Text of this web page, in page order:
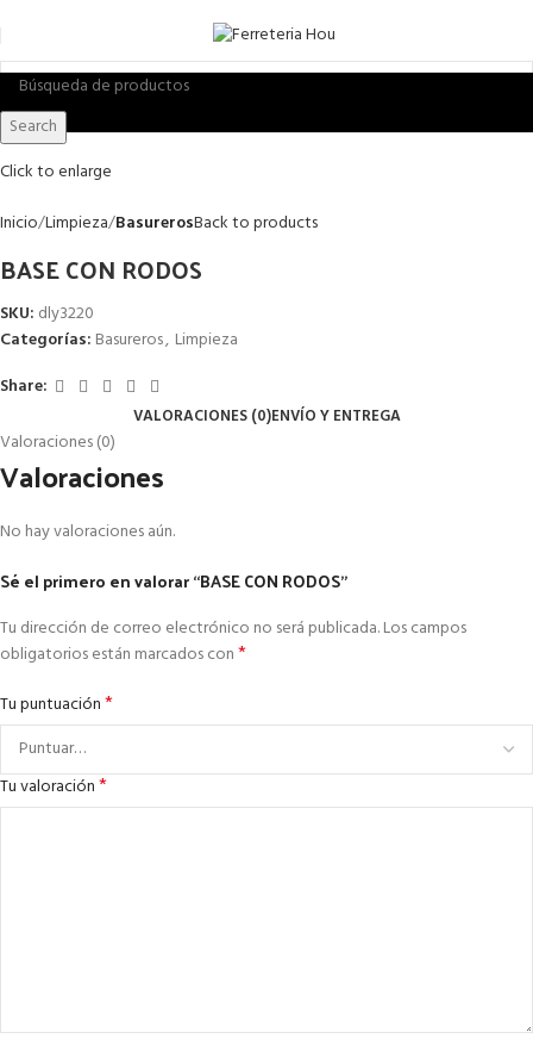
Search
Click to enlarge
Inicio Limpieza BasurerosBack to products
BASE CON RODOS
SKU: dly3220
Categorías: Basureros, Limpieza
Share:
VALORACIONES (0)ENVÍO Y ENTREGA
Valoraciones (0)
Valoraciones
No hay valoraciones aún.
Sé el primero en valorar “BASE CON RODOS”
Tu dirección de correo electrónico no será publicada.Los campos
obligatorios están marcados con*
Tu puntuación*
Tu valoración*